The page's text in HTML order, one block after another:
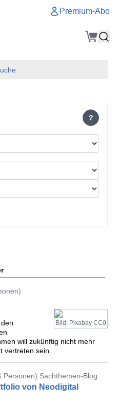
Premium-Abo
?
Bild: Pixabay CC0
will zukünftig nicht mehr
vertreten sein.
Sachthemen-Blog
von Neodigital